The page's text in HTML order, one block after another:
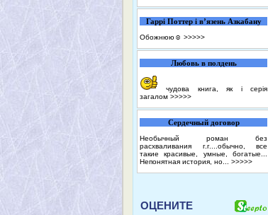
Гаррі Поттер і в’язень Азкабану
Обожнюю☺️ >>>>>
Любовь в полдень
чудова книга, як і серія
загалом >>>>>
Сердечный договор
Необычный роман без
расхваливания г.г....обычно, все
такие красивые, умные, богатые...
Непонятная история, но... >>>>>
ОЦЕНИТЕ